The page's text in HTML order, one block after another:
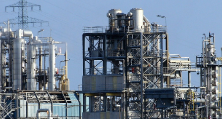
ITALIANO
عربي
한국어
ČEŠTINA
PORTUGUÊS
РУССКИЙ
TÜRKÇE